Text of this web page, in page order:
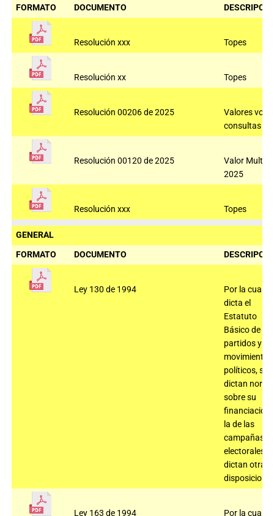
FORMATO
DOCUMENTO
Resolución xxx Topes
Resolución xx Topes
Resolución 00206 de 2025
Valores
consultas
Resolución 00120 de 2025
Valor Multas
2025
Resolución xxx Topes
GENERAL
FORMATO
DOCUMENTO
Ley 130 de 1994
Por la cual se
dicta el
Estatuto
Básico de los
partidos y
movimientos
políticos, se
dictan
sobre su
financiación
la de las
campañas
electorales y
dictan otras
Ley 163 de 1994
Por la cual se